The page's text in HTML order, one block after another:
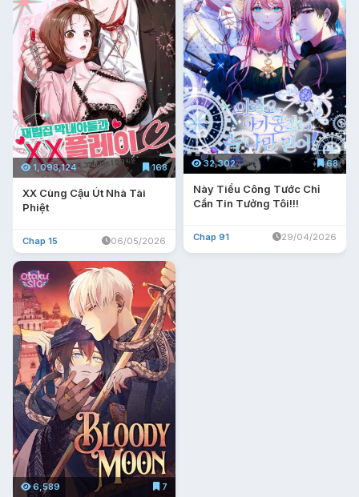
1,098,124 168
XX Cùng Cậu Út Nhà Tài
Phiệt
Chap 15 06/05/2026
32,302 68
Này Tiểu Công Tước Chỉ
Cần Tin Tưởng Tôi!!!
Chap 91 29/04/2026
6,589 7